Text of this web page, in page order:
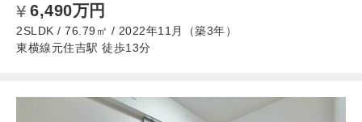
6,490万円
2SLDK / 76.79㎡ / 2022年11月（築3年）
東横線元住吉駅 徒歩13分